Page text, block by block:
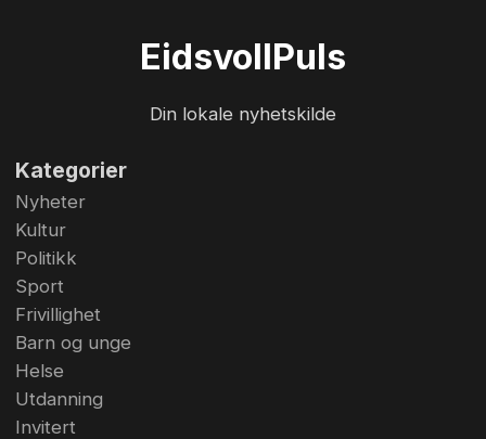
gledens dag! Fylkespolitiker Lars Birger
Omegn Vel ved stedet der Salvesen tror den
EidsvollPuls
Din lokale nyhetskilde
Kategorier
Nyheter
Kultur
Politikk
Sport
Frivillighet
Barn og unge
Helse
Utdanning
Invitert